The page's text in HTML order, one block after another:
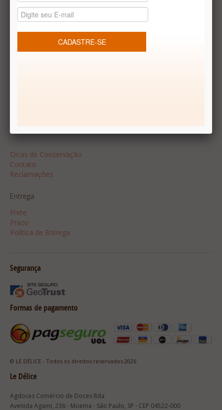
Produtos temáticos
REDES SOCIAIS
Dicas de Conservação
Contato
Reclamações
Entrega
Frete
Prazo
Política de Entrega
Segurança
Formas de pagamento
© LE DÉLICE - Todos os direitos reservados 2026
Le Délice
Agdoces Comércio de Doces ltda
Avenida Agami, 236 - Moema - São Paulo, SP - CEP 04522-000